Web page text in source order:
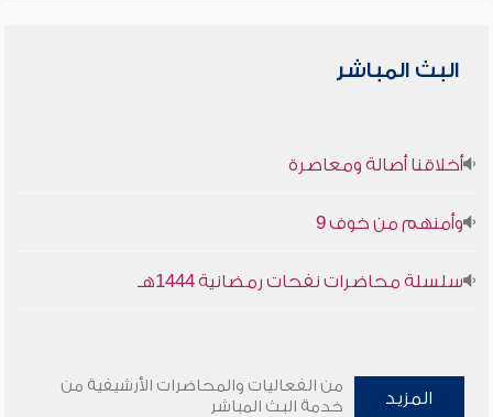
البث المباشر
أخلاقنا أصالة ومعاصرة
وأمنهم من خوف 9
سلسلة محاضرات نفحات رمضانية 1444هـ
المزيد
من الفعاليات والمحاضرات الأرشيفية من
خدمة البث المباشر